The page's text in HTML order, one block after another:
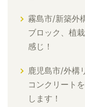
霧島市/新築外
ブロック、植
感じ！
鹿児島市/外構
コンクリート
します！